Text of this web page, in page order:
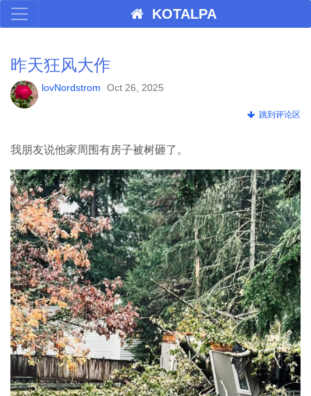
KOTALPA
昨天狂风大作
lovNordstrom Oct 26, 2025
跳到评论区
我朋友说他家周围有房子被树砸了。